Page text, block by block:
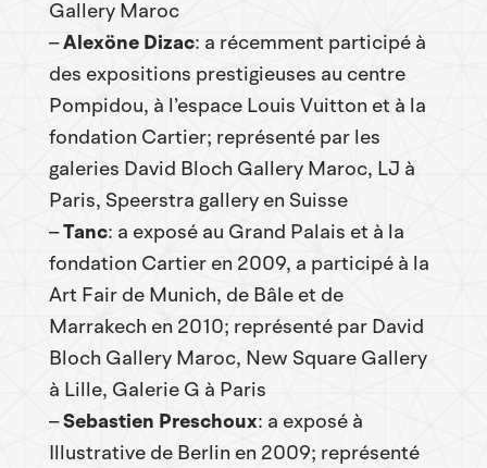
Gallery Maroc
–Alexöne Dizac: a récemment participé à
des expositions prestigieuses au centre
Pompidou, à l’espace Louis Vuitton et à la
fondation Cartier; représenté par les
galeries David Bloch Gallery Maroc, LJ à
Paris, Speerstra gallery en Suisse
–Tanc: a exposé au Grand Palais et à la
fondation Cartier en 2009, a participé à la
Art Fair de Munich, de Bâle et de
Marrakech en 2010; représenté par David
Bloch Gallery Maroc, New Square Gallery
à Lille, Galerie G à Paris
–Sebastien Preschoux: a exposé à
Illustrative de Berlin en 2009; représenté